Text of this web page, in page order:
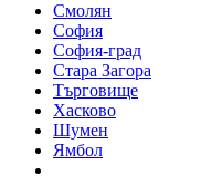
Смолян
София
София-град
Стара Загора
Търговище
Хасково
Шумен
Ямбол